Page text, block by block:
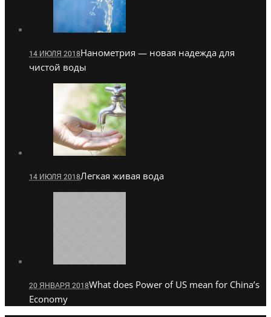
14 ИЮЛЯ 2018Нанометрия — новая надежда для
чистой воды
14 ИЮЛЯ 2018Легкая живая вода
20 ЯНВАРЯ 2018What does Power of US mean for China’s
Economy